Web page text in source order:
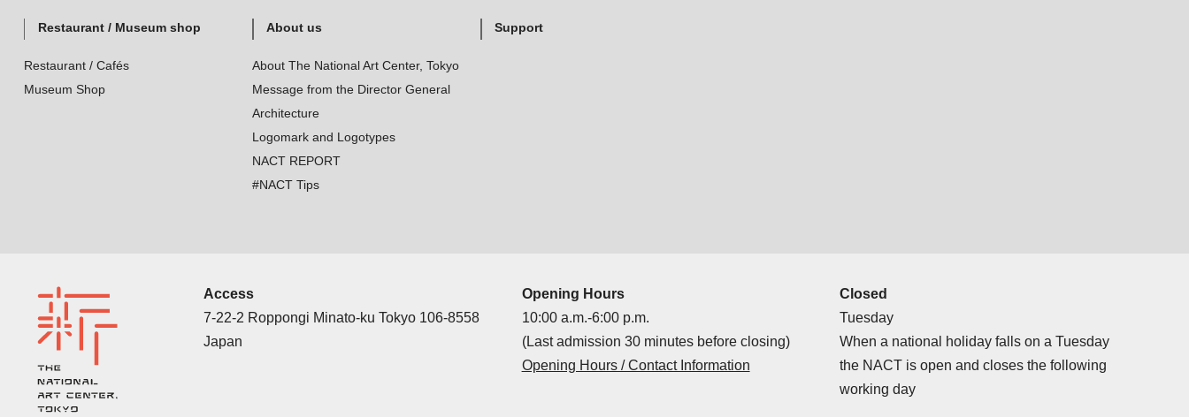
Restaurant / Museum shop
Restaurant / Cafés
Museum Shop
About us
About The National Art Center, Tokyo
Message from the Director General
Architecture
Logomark and Logotypes
NACT REPORT
#NACT Tips
Support
Access
7-22-2 Roppongi Minato-ku Tokyo 106-8558
Japan
Opening Hours
10:00 a.m.-6:00 p.m.
(Last admission 30 minutes before closing)
Opening Hours / Contact Information
Closed
Tuesday
When a national holiday falls on a Tuesday
the NACT is open and closes the following
working day